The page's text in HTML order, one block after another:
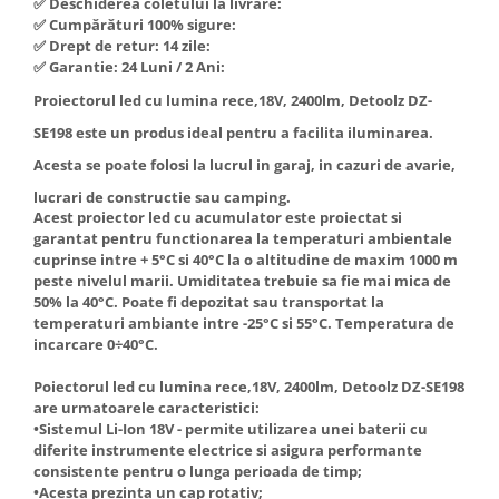
Nivela de masurat
Pistoale de impact electrice si
pneumatice
Pistoale de vopsit
Prelungitoare
Polizoare electrice de banc si
unghiulare
Rindele si freze pentru lemn
Redresoare auto - roboti de
pornire
Suflante cu aer cald
Scari metalice
Strungurii
Scule cu acumulator
Scule pentru electricieni
Hote Telescopice
Hote Traditionale
Hote Incorporabile
Hote Country
Hote Insula
Hote Cupolare
Accesorii, consumabile hote
Masini de tocat carne
Masini de carnati ( CARNATARI )
Masini de spalat vase
Masini de spalat vase incorporabile
Masini de spalat vase
independente
Masini de spalat rufe
Masini de spalat rufe frontale
Masini de spalat rufe verticale
✅ Cumpărături 100% sigure:
✅ Drept de retur: 14 zile:
✅ Garantie: 24 Luni / 2 Ani:
Proiectorul led cu lumina rece,18V, 2400lm, Detoolz DZ-
SE198 este un produs ideal pentru a facilita iluminarea.
Acesta se poate folosi la lucrul in garaj, in cazuri de avarie,
lucrari de constructie sau camping.
Acest proiector led cu acumulator este proiectat si
garantat pentru functionarea la temperaturi ambientale
cuprinse intre + 5°C si 40°C la o altitudine de maxim 1000 m
peste nivelul marii. Umiditatea trebuie sa fie mai mica de
50% la 40°C. Poate fi depozitat sau transportat la
temperaturi ambiante intre -25°C si 55°C. Temperatura de
incarcare 0÷40°C.
Poiectorul led cu lumina rece,18V, 2400lm, Detoolz DZ-SE198
are urmatoarele caracteristici:
•Sistemul Li-Ion 18V - permite utilizarea unei baterii cu
diferite instrumente electrice si asigura performante
consistente pentru o lunga perioada de timp;
•Acesta prezinta un cap rotativ;